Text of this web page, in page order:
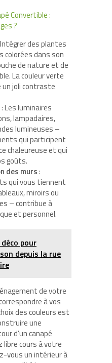
Convertible :
?
des plantes
colorées dans son
de nature et de
La couleur verte
joli contraste
: Les luminaires
lampadaires,
lumineuses –
qui participent
chaleureuse et qui
goûts.
des murs:
qui vous tiennent
miroirs ou
– contribue à
et personnel.
pour
depuis la rue
de votre
à vos
des couleurs est
une
d’un canapé
libre cours à votre
vous un intérieur à